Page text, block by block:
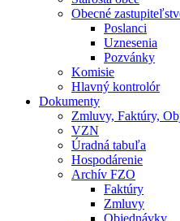
Obecné
Poslanci
Uznesenia
Pozvánky
Komisie
Hlavný kontrolór
Dokumenty
Zmluvy, Faktúry,
VZN
Úradná tabuľa
Hospodárenie
Archív FZO
Faktúry
Zmluvy
Objednávky